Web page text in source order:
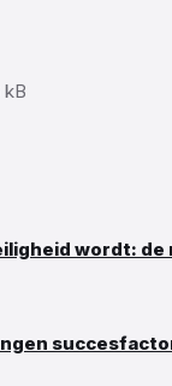
kB
wordt: de